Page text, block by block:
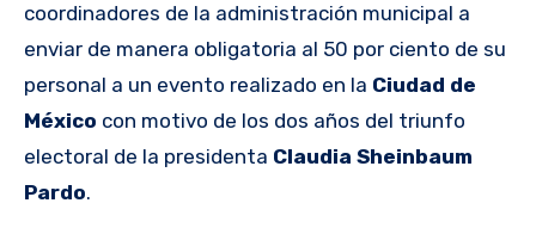
coordinadores de la administración municipal a
enviar de manera obligatoria al 50 por ciento de su
personal a un evento realizado en la Ciudad de
México con motivo de los dos años del triunfo
electoral de la presidenta Claudia Sheinbaum
Pardo.